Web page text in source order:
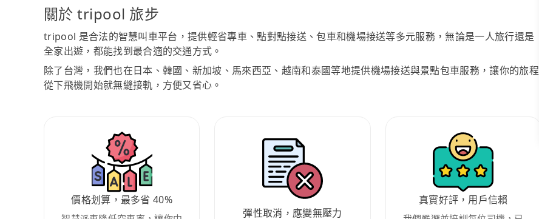
關於 tripool 旅步
tripool 是合法的智慧叫車平台，提供輕省專車、點對點接送、包車和機場接送等多元服務，無論是一人旅行還是
全家出遊，都能找到最合適的交通方式。
除了台灣，我們也在日本、韓國、新加坡、馬來西亞、越南和泰國等地提供機場接送與景點包車服務，讓你的旅程
從下飛機開始就無縫接軌，方便又省心。
價格划算，最多省 40%
彈性取消，應變無壓力
真實好評，用戶信賴